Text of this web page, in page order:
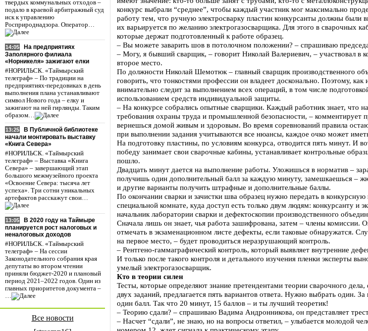
твердых коммунальных отходов –
подало в краевой арбитражный суд
иск к управлению
Росприроднадзора. Оператор…
14:05
На предприятиях
Заполярного филиала
«Норникеля» зажигают елки
#НОРИЛЬСК. «Таймырский
телеграф» – По традиции на
предприятиях-передовиках в день
выполнения плана устанавливают
символ Нового года – елку и
зажигают на ней гирлянды. Таким
образом…
13:25
В Публичной библиотеке
начали монтировать выставку
«Книга Севера»
#НОРИЛЬСК. «Таймырский
телеграф» – Выставка «Книга
Севера» – завершающий этап
большого межмузейного проекта
«Освоение Севера: тысяча лет
успеха». Три сотни уникальных
артефактов расскажут свои…
13:05
В 2020 году на Таймыре
планируется рост налоговых и
неналоговых доходов
#НОРИЛЬСК. «Таймырский
телеграф» – На сессии
Законодательного собрания края
депутаты во втором чтении
приняли бюджет-2020 и плановый
период 2021–2022 годов. Один из
главных приоритетов документа –
…
Все новости
конкурс выбрали “среднее”, чтобы каждый участник мог максимально
работу тем, что ручную электросварку пластин конкурсанты должны были
их варьируется по желанию электрогазосварщика. Для этого в сварочных
которые держат подготовленный к работе образец.
– Вы можете заварить шов в потолочном положении? – спрашиваю
– Могу, я бывший сварщик, – говорит Николай Валериевич, – участвовал в
второе место.
По должности Николай Шемотюк – главный сварщик производственного
говорить, что тонкостями профессии он владеет досконально. Поэтому,
внимательно следит за выполнением всех операций, в том числе
использованием средств индивидуальной защиты.
– На конкурсе собрались опытные сварщики. Каждый работник знает, что
требования охраны труда и промышленной безопасности, – комментирует
вернешься домой живым и здоровым. Во время соревнований правила
при выполнении задания учитываются все нюансы, каждое очко может
На подготовку пластины, по условиям конкурса, отводится пять минут. И
победу занимает свои сварочные кабины, устанавливает контрольные
пошло.
Двадцать минут дается на выполнение работы. Уложишься в норматив –
получишь один дополнительный балл за каждую минуту, замешкаешься –
и другие варианты получить штрафные и дополнительные баллы.
По окончании сварки и зачистки шва образец нужно передать в
специальной комнате, куда доступ есть только двум людям: конкурсанту и
начальник лаборатории сварки и дефектоскопии производственного
Сначала лишь он знает, чья работа зашифрована, затем – члены комиссии.
отмечать в экзаменационном листе дефекты, если таковые обнаружатся.
на первое место, – будет проводиться неразрушающий контроль.
– Рентгено-гаммаграфический контроль, который выявляет внутренние
И только после такого контроля и детального изучения пленки эксперты
умелый электрогазосварщик.
Кто в теории силен
Тесты, которые определяют знание претендентами теории сварочного
двух заданий, предлагается пять вариантов ответа. Нужно выбрать один.
один балл. Так что 20 минут, 15 баллов – и ты лучший теоретик!
– Теорию сдали? – спрашиваю Вадима Андронникова, он представляет
– Насчет “сдали”, не знаю, но на вопросы ответил, – улыбается молодой